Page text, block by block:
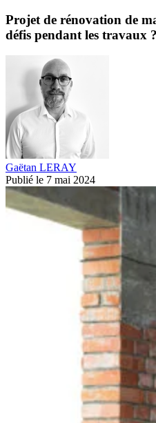
Projet de rénovation de
défis pendant les travaux ?
Gaëtan LERAY
Publié le 7 mai 2024